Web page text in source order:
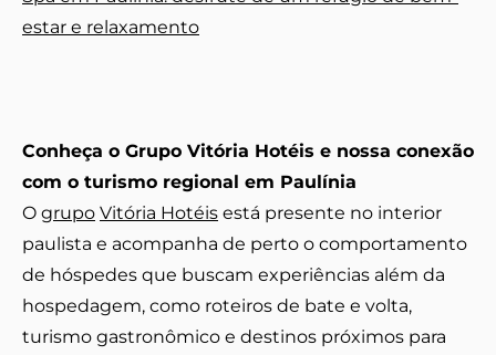
estar e relaxamento
Conheça o Grupo Vitória Hotéis e nossa conexão
com o turismo regional em Paulínia
O grupo Vitória Hotéis está presente no interior
paulista e acompanha de perto o comportamento
de hóspedes que buscam experiências além da
hospedagem, como roteiros de bate e volta,
turismo gastronômico e destinos próximos para